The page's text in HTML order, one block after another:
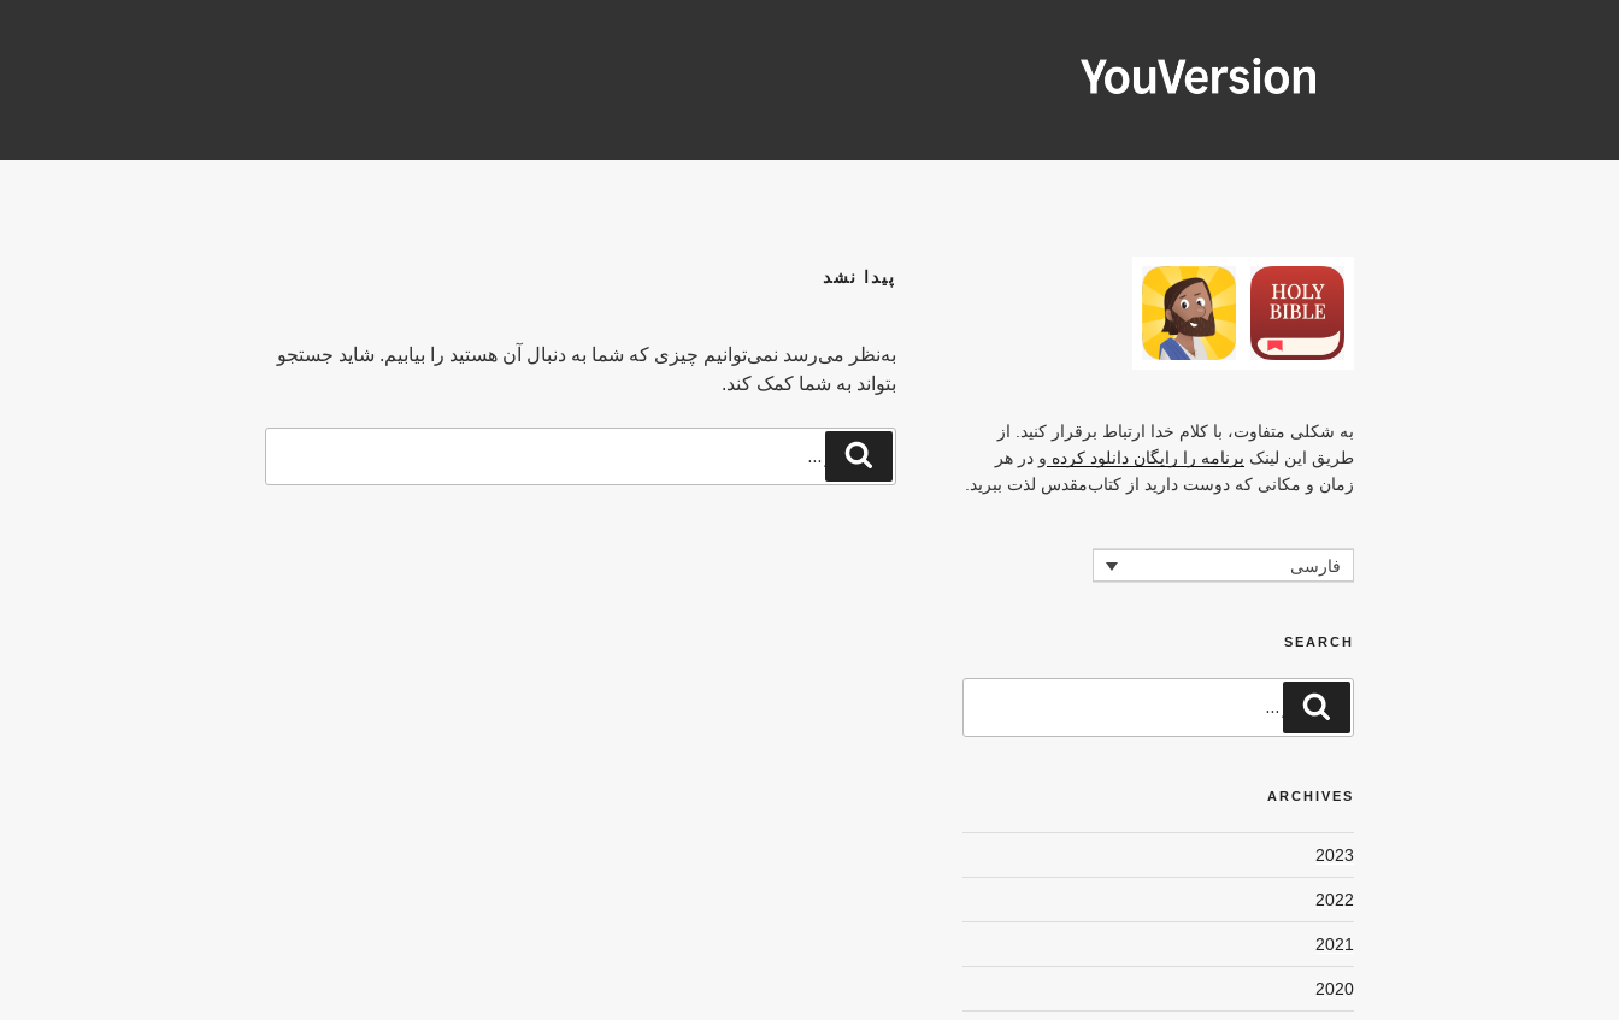
پیدا نشد
به‌نظر می‌رسد نمی‌توانیم چیزی که شما به دنبال آن هستید را بیابیم. شاید جستجو
بتواند به شما کمک کند.
جستجو
برای
جستجو
به شکلی متفاوت، با کلام خدا ارتباط برقرار کنید. از
طریق این لینک برنامه را رایگان دانلود کرده و در هر
زمان و مکانی که دوست دارید از کتاب‌مقدس لذت ببرید.
فارسی
SEARCH
جستجو
برای
جستجو
ARCHIVES
2023
2022
2021
2020